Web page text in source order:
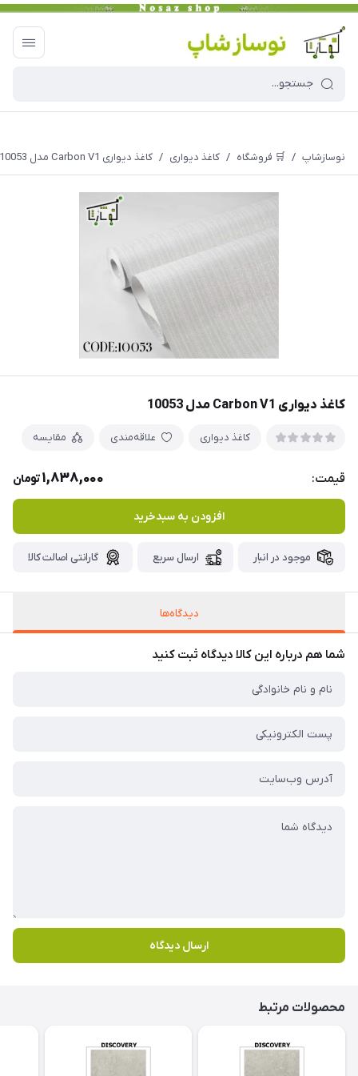
نوسازشاپ / 🛒 فروشگاه / کاغذ دیواری / کاغذ دیواری Carbon V1 مدل 10053
کاغذ دیواری Carbon V1 مدل 10053
کاغذ دیواری علاقه‌مندی مقایسه
قیمت: 1,838,000تومان
افزودن به سبدخرید
موجود در انبار ارسال سریع گارانتی اصالت کالا
دیدگاه‌ها
شما هم درباره این کالا دیدگاه ثبت کنید
ارسال دیدگاه
محصولات مرتبط